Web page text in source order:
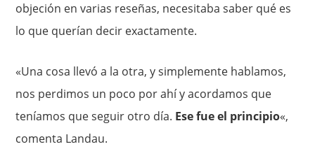
objeción en varias reseñas, necesitaba saber qué es
lo que querían decir exactamente.
«Una cosa llevó a la otra, y simplemente hablamos,
nos perdimos un poco por ahí y acordamos que
teníamos que seguir otro día. Ese fue el principio«,
comenta Landau.